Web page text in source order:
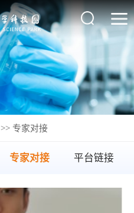
专家对接 平台链接
>>专家对接